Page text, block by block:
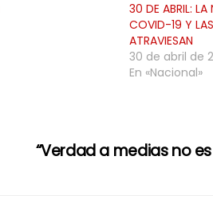
30 DE ABRIL: LA
COVID-19 Y
ATRAVIESAN
30 de abril de
En «Nacional»
“Verdad a medias no